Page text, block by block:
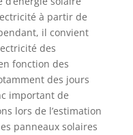
à partir de
il convient
des
fonction des
des jours
important de
lors de l’estimation
panneaux solaires